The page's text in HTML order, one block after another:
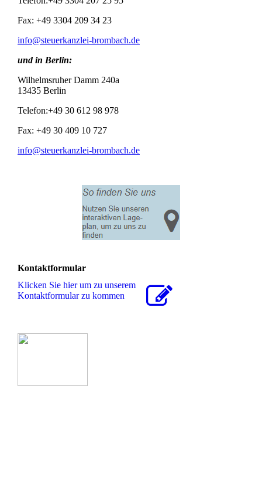
Fax: +49 3304 209 34 23
info@steuerkanzlei-brombach.de
und in Berlin:
Wilhelmsruher Damm 240a
13435 Berlin
Telefon:+49 30 612 98 978
Fax: +49 30 409 10 727
info@steuerkanzlei-brombach.de
Kontaktformular
Klicken Sie hier um zu unserem
Kon­takt­for­mu­lar zu kommen